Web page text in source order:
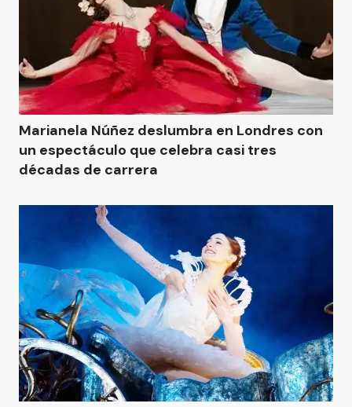
Marianela Núñez deslumbra en Londres con
un espectáculo que celebra casi tres
décadas de carrera